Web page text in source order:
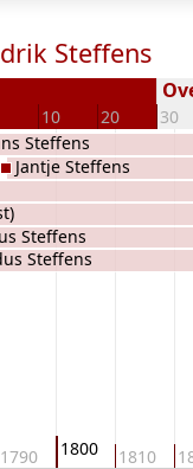
Steffens
10 20 30
1790 1800 1810
Steffens
Steffens
Steffens
Jantje Steffens